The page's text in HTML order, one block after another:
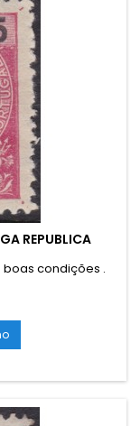
REPUBLICA
boas condições .